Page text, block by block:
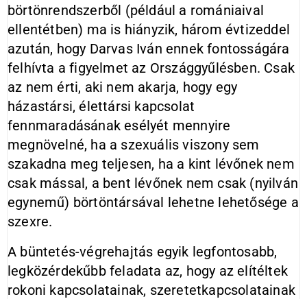
börtönrendszerből (például a romániaival
ellentétben) ma is hiányzik, három évtizeddel
azután, hogy Darvas Iván ennek fontosságára
felhívta a figyelmet az Országgyűlésben. Csak
az nem érti, aki nem akarja, hogy egy
házastársi, élettársi kapcsolat
fennmaradásának esélyét mennyire
megnövelné, ha a szexuális viszony sem
szakadna meg teljesen, ha a kint lévőnek nem
csak mással, a bent lévőnek nem csak (nyilván
egynemű) börtöntársával lehetne lehetősége a
szexre.
A büntetés-végrehajtás egyik legfontosabb,
legközérdekűbb feladata az, hogy az elítéltek
rokoni kapcsolatainak, szeretetkapcsolatainak